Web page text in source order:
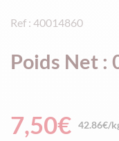
Ref : 40014860
Poids Net :
7,50€ 42.86€/